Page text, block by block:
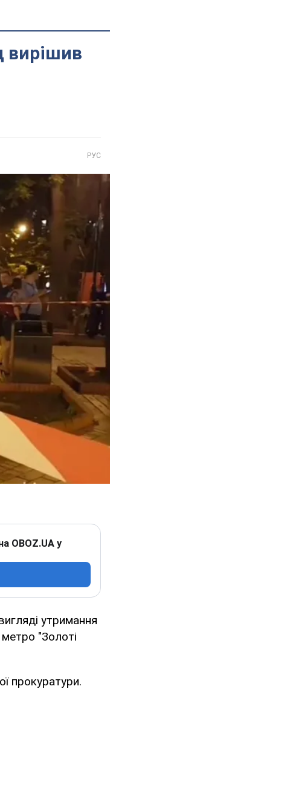
вирішив
РУС
OBOZ.UA у
утримання
метро "Золоті
прокуратури.